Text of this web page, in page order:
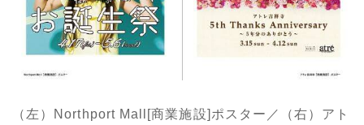
（左）Northport Mall[商業施設]ポスター／（右）アト